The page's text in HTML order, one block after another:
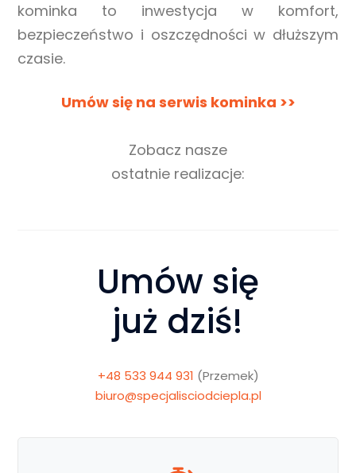
kominka to inwestycja w komfort,
bezpieczeństwo i oszczędności w dłuższym
czasie.
Umów się na serwis kominka >>
Zobacz nasze
ostatnie realizacje:
Umów się
już dziś!
+48 533 944 931 (Przemek)
biuro@specjalisciodciepla.pl